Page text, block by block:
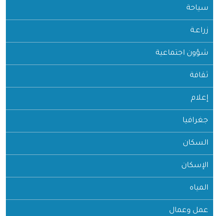
سياحة
زراعـة
شؤون اجتماعية
ثقافة
إعلام
جغرافيا
السكان
الإسكان
المياه
عمل وعمال